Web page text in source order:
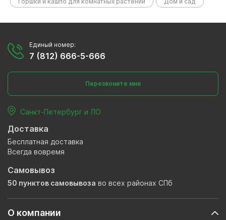
О компании
Единый номер:
7 (812) 666-5-666
Перезвоните мне
Санкт-Петербург и ЛО
Доставка
Бесплатная доставка
Всегда вовремя
Самовывоз
50 пунктов самовывоза во всех районах СПб